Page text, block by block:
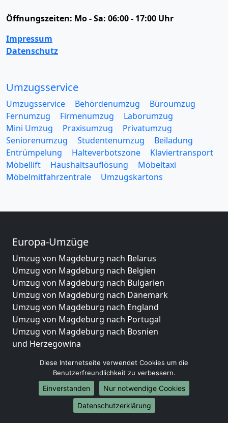
Öffnungszeiten: Mo - Sa: 06:00 - 17:00 Uhr
Impressum
Datenschutz
Umzugsservice
Umzugsservice Behördenumzug
Büroumzug
Fernumzug
Firmenumzug
Laborumzug
Mini Umzug
Praxisumzug
Privatumzug
Seniorenumzug
Studentenumzug
Beiladung
Entrümpelung
Halteverbotszone
Klaviertransport
Möbellift
Haushaltsauflösung
Möbeltaxi
Möbelmitfahrzentrale
Umzugskartons
Europa-Umzüge
Umzug von Magdeburg nach Belarus
Umzug von Magdeburg nach Belgien
Umzug von Magdeburg nach Bulgarien
Umzug von Magdeburg nach Dänemark
Umzug von Magdeburg nach England
Umzug von Magdeburg nach Portugal
Umzug von Magdeburg nach Bosnien
und Herzegowina
Umzug von Magdeburg nach Lettland
Umzug von Magdeburg nach Zypern
Umzug von Magdeburg nach Kroatien
Umzug von Magdeburg nach Estland
Umzug von Magdeburg nach Finnland
Diese Internetseite verwendet Cookies um die
Benutzerfreundlichkeit zu verbessern.
Einverstanden
Nur notwendige Cookies
Datenschutzerklärung